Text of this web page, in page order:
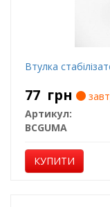
Втулка
77 грн
Артикул:
BCGUMA
КУПИТИ